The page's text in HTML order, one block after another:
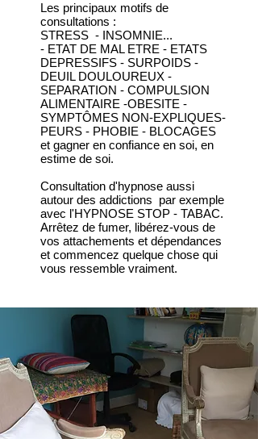
Les principaux motifs de
consultations :
STRESS - INSOMNIE...
- ETAT DE MAL ETRE - ETATS
DEPRESSIFS - SURPOIDS -
DEUIL DOULOUREUX -
SEPARATION - COMPULSION
ALIMENTAIRE -OBESITE -
SYMPTÔMES NON-EXPLIQUES-
PEURS - PHOBIE - BLOCAGES
et gagner en confiance en soi, en
estime de soi.
Consultation d'hypnose aussi
autour des addictions par exemple
avec l'HYPNOSE STOP - TABAC.
Arrêtez de fumer, libérez-vous de
vos attachements et dépendances
et commencez quelque chose qui
vous ressemble vraiment.